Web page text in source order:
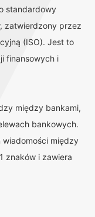
standardowy
zatwierdzony przez
(ISO). Jest to
finansowych i
między bankami,
bankowych.
wiadomości między
znaków i zawiera